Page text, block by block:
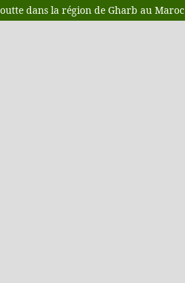
dans la région de Gharb au Maroc